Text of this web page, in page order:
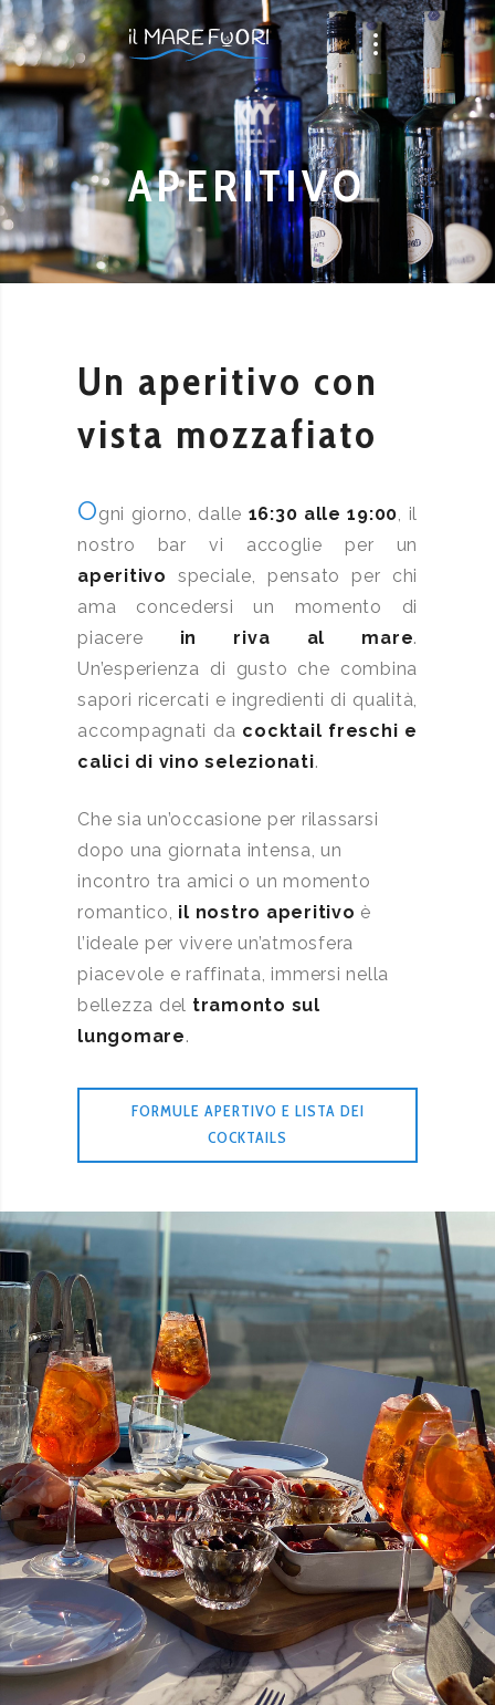
APERITIVO
Un aperitivo con
vista mozzafiato
Ogni giorno, dalle 16:30 alle 19:00, il
nostro bar vi accoglie per un
aperitivo speciale, pensato per chi
ama concedersi un momento di
piacere in riva al mare.
Un’esperienza di gusto che combina
sapori ricercati e ingredienti di qualità,
accompagnati da cocktail freschi e
calici di vino selezionati.
Che sia un’occasione per rilassarsi
dopo una giornata intensa, un
incontro tra amici o un momento
romantico, il nostro aperitivo è
l’ideale per vivere un’atmosfera
piacevole e raffinata, immersi nella
bellezza del tramonto sul
lungomare.
FORMULE APERTIVO E LISTA DEI
COCKTAILS